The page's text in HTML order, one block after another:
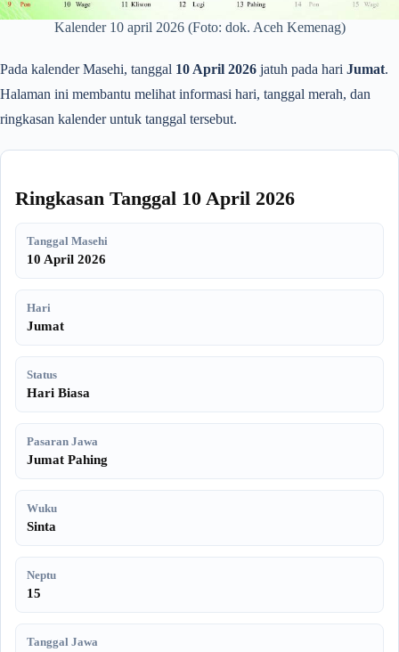
Kalender 10 april 2026 (Foto: dok. Aceh Kemenag)
Pada kalender Masehi, tanggal 10 April 2026 jatuh pada hari Jumat.
Halaman ini membantu melihat informasi hari, tanggal merah, dan
ringkasan kalender untuk tanggal tersebut.
Ringkasan Tanggal 10 April 2026
Tanggal Masehi
10 April 2026
Hari
Jumat
Status
Hari Biasa
Pasaran Jawa
Jumat Pahing
Wuku
Sinta
Neptu
15
Tanggal Jawa